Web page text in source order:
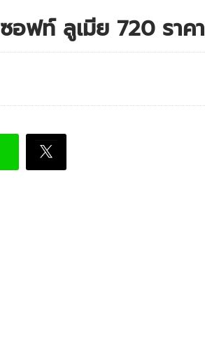
อฟท์ ลูเมีย 720 ราคา